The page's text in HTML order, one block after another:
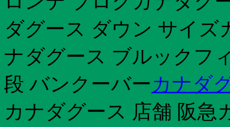
ダグース ダウン サイズ
ナダグース ブルックフ
段 バンクーバーカナダ
カナダグース 店舗 阪急